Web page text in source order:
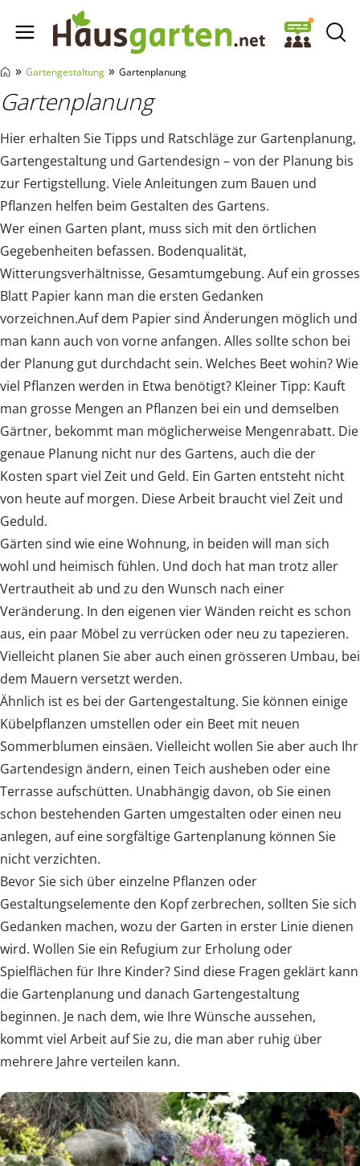
Hausgarten.net
» Gartengestaltung » Gartenplanung
Gartenplanung
Hier erhalten Sie Tipps und Ratschläge zur Gartenplanung,
Gartengestaltung und Gartendesign – von der Planung bis
zur Fertigstellung. Viele Anleitungen zum Bauen und
Pflanzen helfen beim Gestalten des Gartens.
Wer einen Garten plant, muss sich mit den örtlichen
Gegebenheiten befassen. Bodenqualität,
Witterungsverhältnisse, Gesamtumgebung. Auf ein grosses
Blatt Papier kann man die ersten Gedanken
vorzeichnen.Auf dem Papier sind Änderungen möglich und
man kann auch von vorne anfangen. Alles sollte schon bei
der Planung gut durchdacht sein. Welches Beet wohin? Wie
viel Pflanzen werden in Etwa benötigt? Kleiner Tipp: Kauft
man grosse Mengen an Pflanzen bei ein und demselben
Gärtner, bekommt man möglicherweise Mengenrabatt. Die
genaue Planung nicht nur des Gartens, auch die der
Kosten spart viel Zeit und Geld. Ein Garten entsteht nicht
von heute auf morgen. Diese Arbeit braucht viel Zeit und
Geduld.
Gärten sind wie eine Wohnung, in beiden will man sich
wohl und heimisch fühlen. Und doch hat man trotz aller
Vertrautheit ab und zu den Wunsch nach einer
Veränderung. In den eigenen vier Wänden reicht es schon
aus, ein paar Möbel zu verrücken oder neu zu tapezieren.
Vielleicht planen Sie aber auch einen grösseren Umbau, bei
dem Mauern versetzt werden.
Ähnlich ist es bei der Gartengestaltung. Sie können einige
Kübelpflanzen umstellen oder ein Beet mit neuen
Sommerblumen einsäen. Vielleicht wollen Sie aber auch Ihr
Gartendesign ändern, einen Teich ausheben oder eine
Terrasse aufschütten. Unabhängig davon, ob Sie einen
schon bestehenden Garten umgestalten oder einen neu
anlegen, auf eine sorgfältige Gartenplanung können Sie
nicht verzichten.
Bevor Sie sich über einzelne Pflanzen oder
Gestaltungselemente den Kopf zerbrechen, sollten Sie sich
Gedanken machen, wozu der Garten in erster Linie dienen
wird. Wollen Sie ein Refugium zur Erholung oder
Spielflächen für Ihre Kinder? Sind diese Fragen geklärt kann
die Gartenplanung und danach Gartengestaltung
beginnen. Je nach dem, wie Ihre Wünsche aussehen,
kommt viel Arbeit auf Sie zu, die man aber ruhig über
mehrere Jahre verteilen kann.